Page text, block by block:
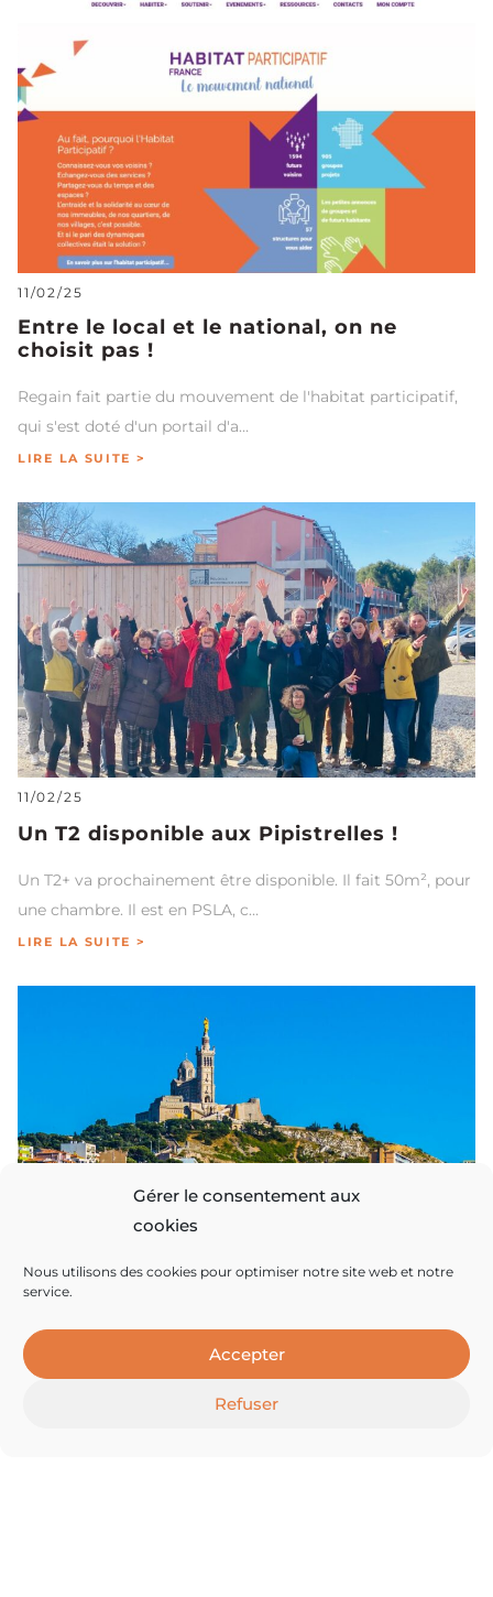
Gérer le consentement aux
cookies
Nous utilisons des cookies pour optimiser notre site web et notre
service.
Accepter
Refuser
11/02/25
Entre le local et le national, on ne
choisit pas !
Regain fait partie du mouvement de l'habitat participatif,
qui s'est doté d'un portail d'a…
LIRE LA SUITE >
11/02/25
Un T2 disponible aux Pipistrelles !
Un T2+ va prochainement être disponible. Il fait 50m², pour
une chambre. Il est en PSLA, c…
LIRE LA SUITE >
13/12/24
projet marseillais
Nous sommes 3 copains/copines à partager l’envie
d’acheter un immeuble dans le centre de M…